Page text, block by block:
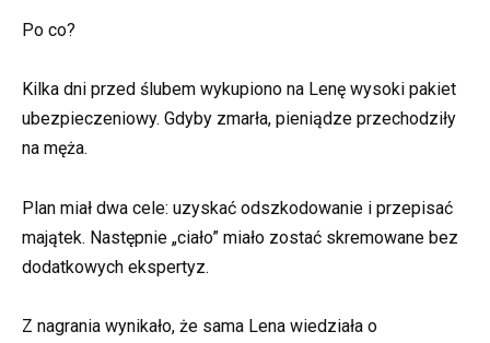
Po co?
Kilka dni przed ślubem wykupiono na Lenę wysoki pakiet
ubezpieczeniowy. Gdyby zmarła, pieniądze przechodziły
na męża.
Plan miał dwa cele: uzyskać odszkodowanie i przepisać
majątek. Następnie „ciało” miało zostać skremowane bez
dodatkowych ekspertyz.
Z nagrania wynikało, że sama Lena wiedziała o